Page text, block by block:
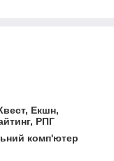
Екшн,
РПГ
комп'ютер